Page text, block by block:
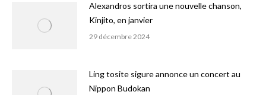
Alexandros sortira une nouvelle chanson,
Kinjito, en janvier
29 décembre 2024
Ling tosite sigure annonce un concert au
Nippon Budokan